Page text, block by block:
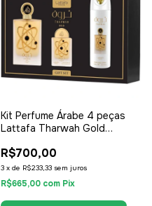
Kit Perfume Árabe 4 peças
Lattafa Tharwah Gold
Desodorante - EDP Eau de
Parfum - Feminino
R$700,00
3 x de R$233,33 sem juros
R$665,00 com Pix